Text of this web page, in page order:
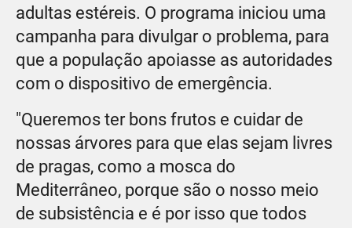
adultas estéreis. O programa iniciou uma
campanha para divulgar o problema, para
que a população apoiasse as autoridades
com o dispositivo de emergência.
"Queremos ter bons frutos e cuidar de
nossas árvores para que elas sejam livres
de pragas, como a mosca do
Mediterrâneo, porque são o nosso meio
de subsistência e é por isso que todos